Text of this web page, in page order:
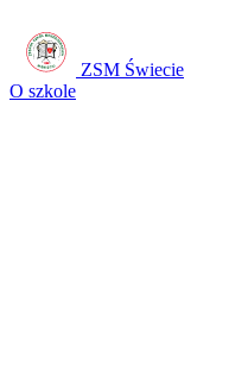
ZSM Świecie
O szkole